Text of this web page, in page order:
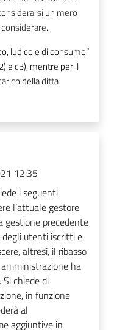
un mero
ludico e di consumo”
e c3), mentre per il
della ditta
12:35
i seguenti
l’attuale gestore
gestione precedente
utenti iscritti e
altresì, il ribasso
ha
chiede di
in funzione
al
aggiuntive in